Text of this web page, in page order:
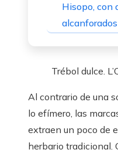
Hisopo, con
Trébol dulce.
Al contrario de una
lo efímero, las
extraen un poco de
herbario tradicional.